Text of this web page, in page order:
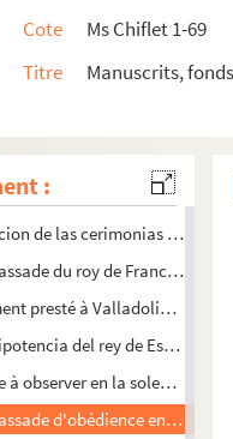
Cote
Ms Chiflet 1-69
Titre
Manuscrits,
:
du pouvoir donné à messire
de Bourgongne, roy
observé à jurer la paix entre
de las cerimonias hechas
du roy de France,
presté à Valladolid par le
del rey de España
à observer en la solemnité
d'obédience envoyée